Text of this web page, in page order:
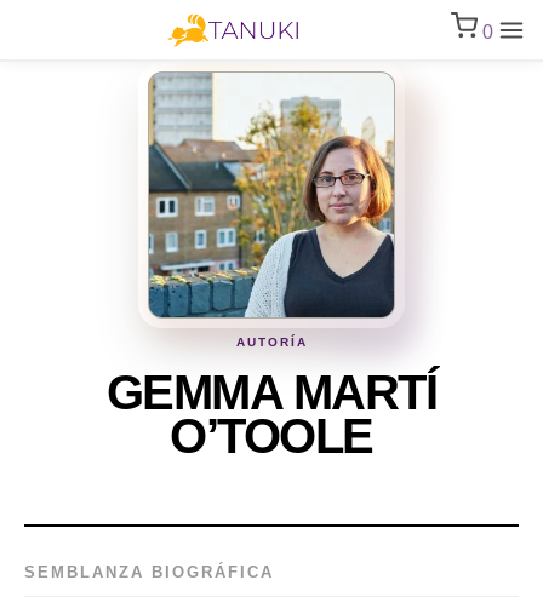
0
AUTORÍA
GEMMA MARTÍ
O’TOOLE
SEMBLANZA BIOGRÁFICA